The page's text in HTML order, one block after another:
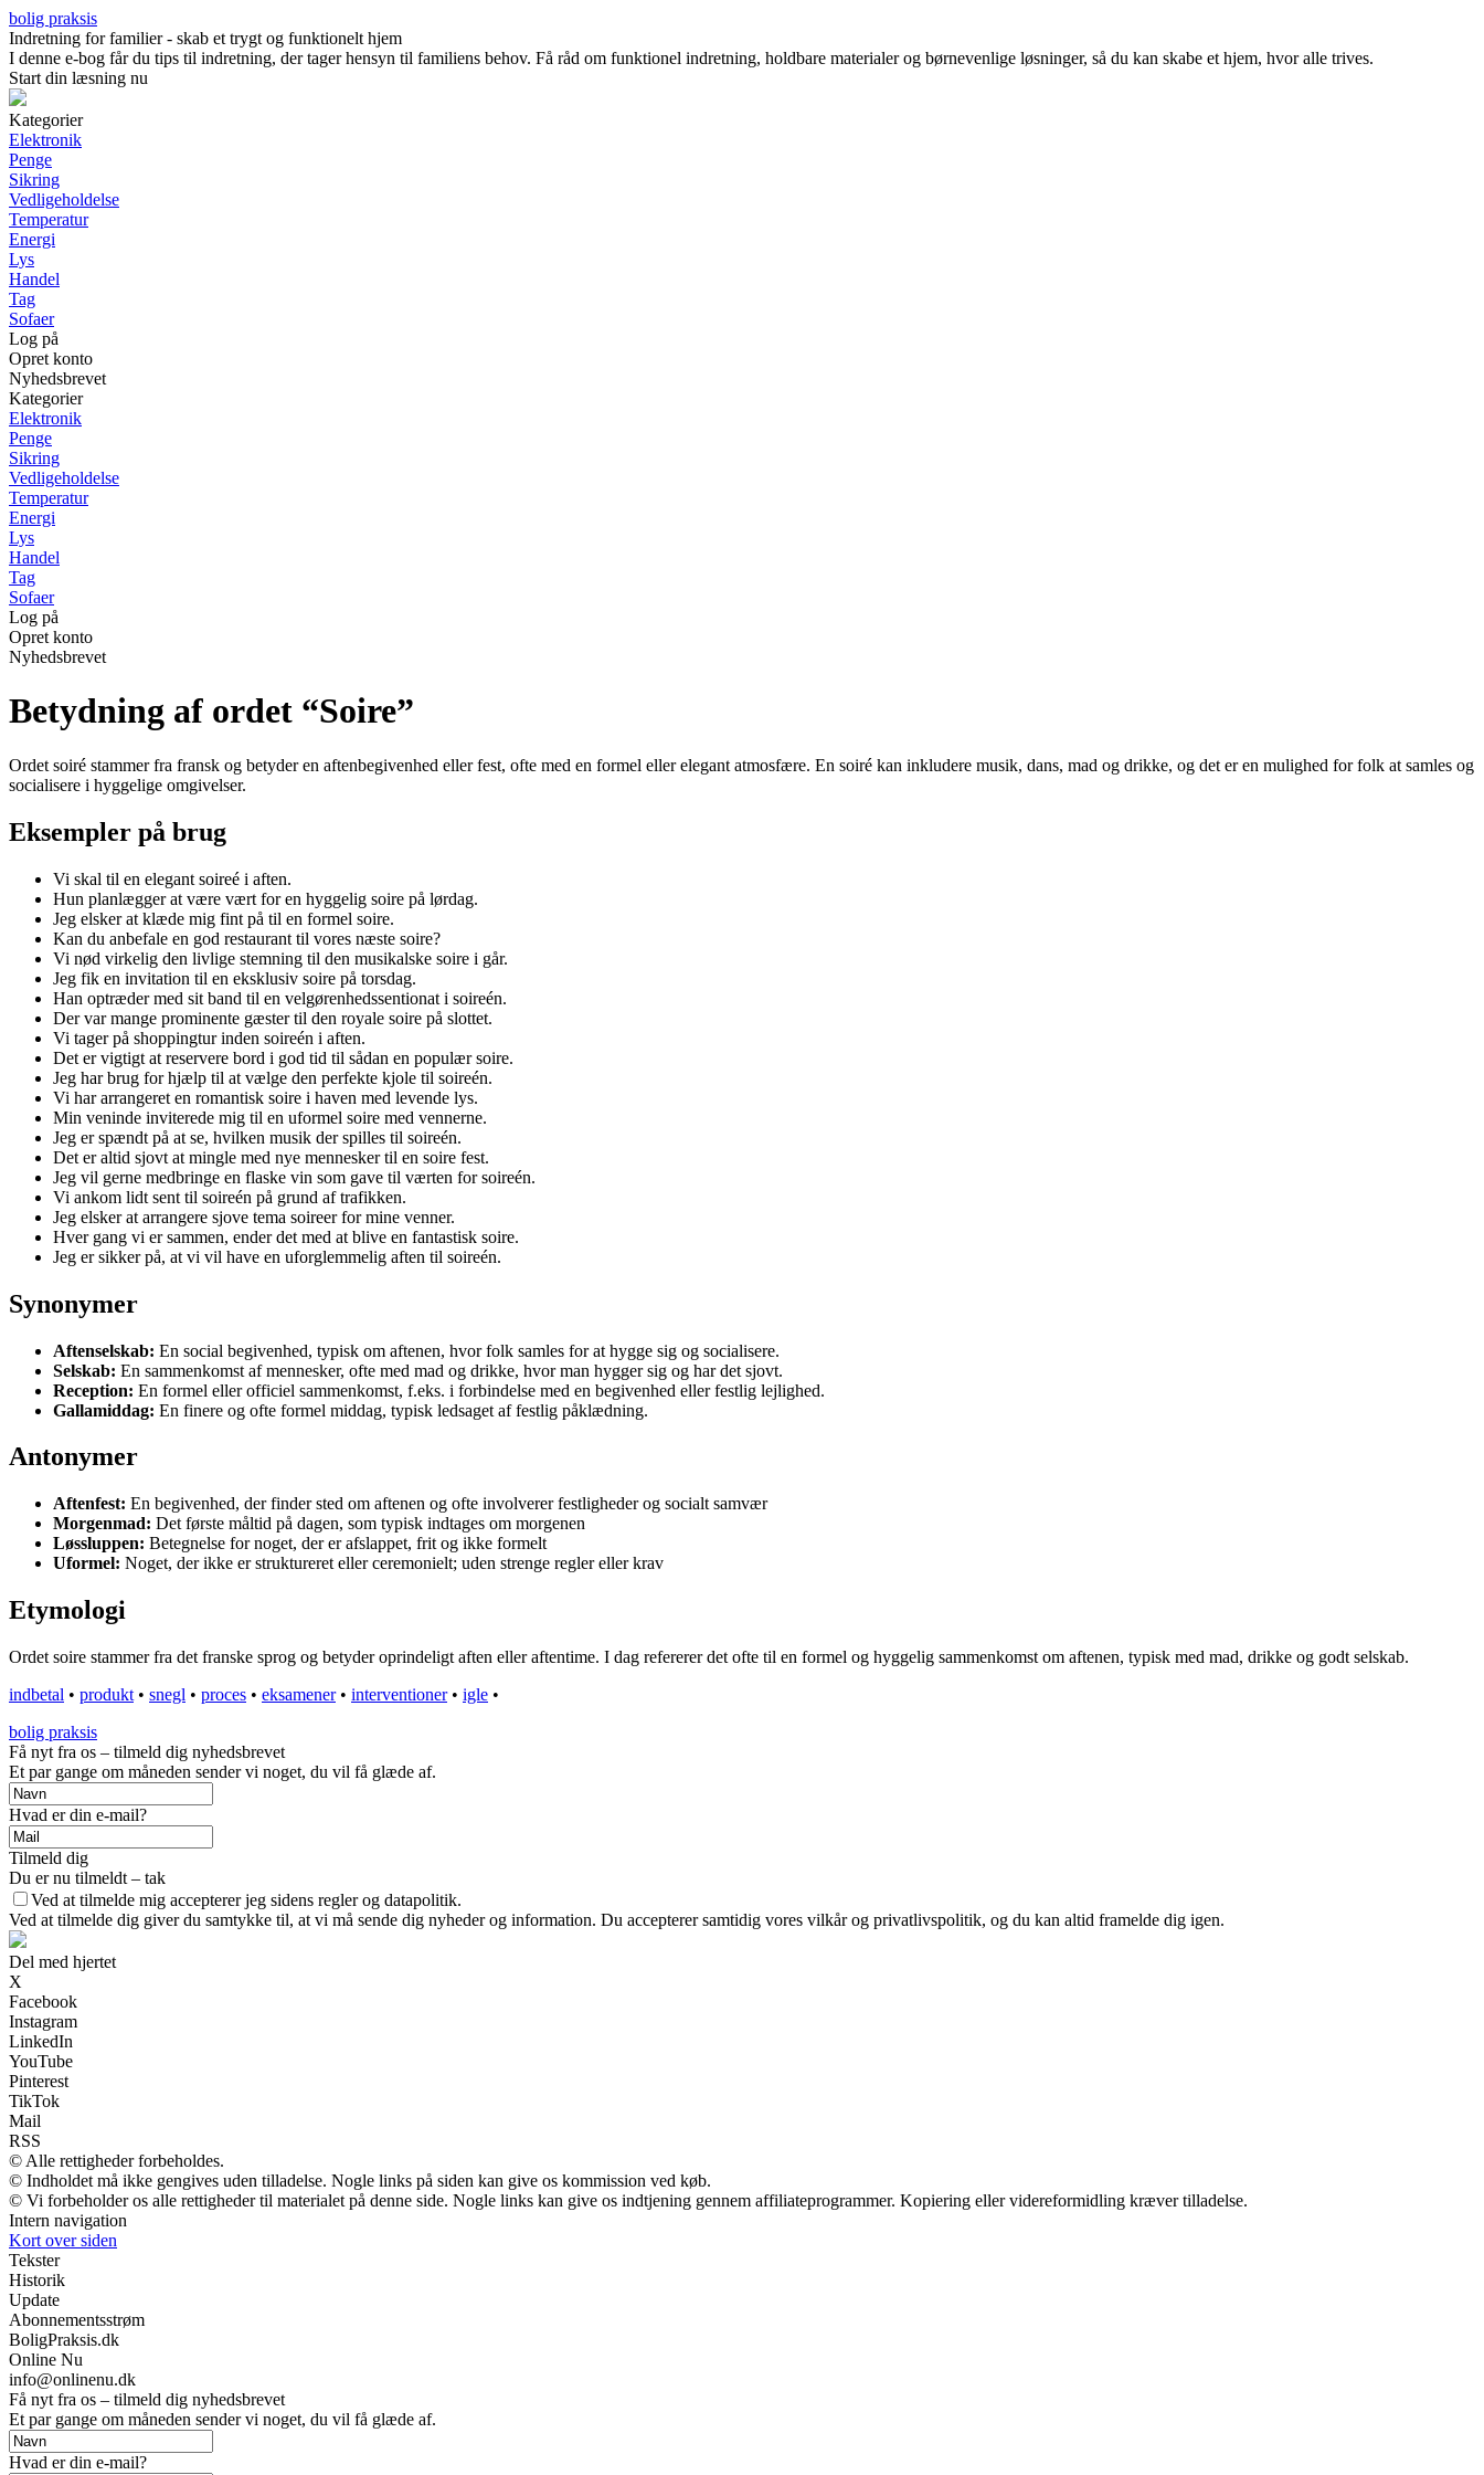
bolig praksis
Indretning for familier - skab et trygt og funktionelt hjem
I denne e-bog får du tips til indretning, der tager hensyn til familiens behov. Få råd om funktionel indretning, holdbare materialer og børnevenlige løsninger, så du kan skabe et hjem, hvor alle trives.
Start din læsning nu
Kategorier
Elektronik
Penge
Sikring
Vedligeholdelse
Temperatur
Energi
Lys
Handel
Tag
Sofaer
Log på
Opret konto
Nyhedsbrevet
Kategorier
Elektronik
Penge
Sikring
Vedligeholdelse
Temperatur
Energi
Lys
Handel
Tag
Sofaer
Log på
Opret konto
Nyhedsbrevet
Betydning af ordet “Soire”
Ordet soiré stammer fra fransk og betyder en aftenbegivenhed eller fest, ofte med en formel eller elegant atmosfære. En soiré kan inkludere musik, dans, mad og drikke, og det er en mulighed for folk at samles og
socialisere i hyggelige omgivelser.
Eksempler på brug
Vi skal til en elegant soireé i aften.
Hun planlægger at være vært for en hyggelig soire på lørdag.
Jeg elsker at klæde mig fint på til en formel soire.
Kan du anbefale en god restaurant til vores næste soire?
Vi nød virkelig den livlige stemning til den musikalske soire i går.
Jeg fik en invitation til en eksklusiv soire på torsdag.
Han optræder med sit band til en velgørenhedssentionat i soireén.
Der var mange prominente gæster til den royale soire på slottet.
Vi tager på shoppingtur inden soireén i aften.
Det er vigtigt at reservere bord i god tid til sådan en populær soire.
Jeg har brug for hjælp til at vælge den perfekte kjole til soireén.
Vi har arrangeret en romantisk soire i haven med levende lys.
Min veninde inviterede mig til en uformel soire med vennerne.
Jeg er spændt på at se, hvilken musik der spilles til soireén.
Det er altid sjovt at mingle med nye mennesker til en soire fest.
Jeg vil gerne medbringe en flaske vin som gave til værten for soireén.
Vi ankom lidt sent til soireén på grund af trafikken.
Jeg elsker at arrangere sjove tema soireer for mine venner.
Hver gang vi er sammen, ender det med at blive en fantastisk soire.
Jeg er sikker på, at vi vil have en uforglemmelig aften til soireén.
Synonymer
Aftenselskab: En social begivenhed, typisk om aftenen, hvor folk samles for at hygge sig og socialisere.
Selskab: En sammenkomst af mennesker, ofte med mad og drikke, hvor man hygger sig og har det sjovt.
Reception: En formel eller officiel sammenkomst, f.eks. i forbindelse med en begivenhed eller festlig lejlighed.
Gallamiddag: En finere og ofte formel middag, typisk ledsaget af festlig påklædning.
Antonymer
Aftenfest: En begivenhed, der finder sted om aftenen og ofte involverer festligheder og socialt samvær
Morgenmad: Det første måltid på dagen, som typisk indtages om morgenen
Løssluppen: Betegnelse for noget, der er afslappet, frit og ikke formelt
Uformel: Noget, der ikke er struktureret eller ceremonielt; uden strenge regler eller krav
Etymologi
Ordet soire stammer fra det franske sprog og betyder oprindeligt aften eller aftentime. I dag refererer det ofte til en formel og hyggelig sammenkomst om aftenen, typisk med mad, drikke og godt selskab.
indbetal • produkt • snegl • proces • eksamener• interventioner• igle •
bolig praksis
Få nyt fra os – tilmeld dig nyhedsbrevet
Et par gange om måneden sender vi noget, du vil få glæde af.
Hvad er din e-mail?
Tilmeld dig
Du er nu tilmeldt – tak
Ved at tilmelde mig accepterer jeg sidens regler og datapolitik.
Ved at tilmelde dig giver du samtykke til, at vi må sende dig nyheder og information. Du accepterer samtidig vores vilkår og privatlivspolitik, og du kan altid framelde dig igen.
Del med hjertet
X
Facebook
Instagram
LinkedIn
YouTube
Pinterest
TikTok
Mail
RSS
© Alle rettigheder forbeholdes.
© Indholdet må ikke gengives uden tilladelse. Nogle links på siden kan give os kommission ved køb.
© Vi forbeholder os alle rettigheder til materialet på denne side. Nogle links kan give os indtjening gennem affiliateprogrammer. Kopiering eller videreformidling kræver tilladelse.
Intern navigation
Kort over siden
Tekster
Historik
Update
Abonnementsstrøm
BoligPraksis.dk
Online Nu
info@onlinenu.dk
Få nyt fra os – tilmeld dig nyhedsbrevet
Et par gange om måneden sender vi noget, du vil få glæde af.
Hvad er din e-mail?